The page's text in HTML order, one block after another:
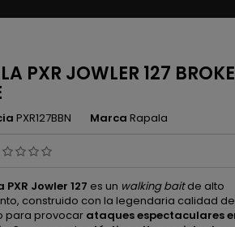
PXR JOWLER 127
PXR127BBN Marca Rapala
PXR Jowler 127 es un walking baitde alto
construido con la legendaria calidad
para provocar ataques espectaculares